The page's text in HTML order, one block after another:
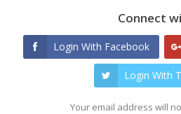
Connect
Login With Facebook
Login With
Your email address will